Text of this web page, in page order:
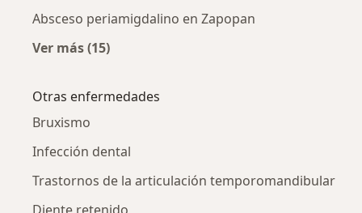
Absceso periamigdalino en Zapopan
Ver más (15)
Otras enfermedades
Bruxismo
Infección dental
Trastornos de la articulación temporomandibular